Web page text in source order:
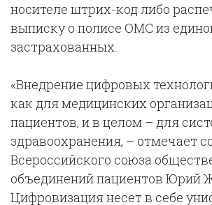
носителе штрих-код либо
выписку о полисе ОМС из
застрахованных.
«Внедрение цифровых
как для медицинских
пациентов, и в целом – для
здравоохранения, – отмечает
Всероссийского союза
объединений пациентов Юрий
Цифровизация несет в себе